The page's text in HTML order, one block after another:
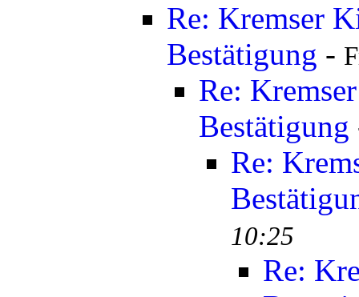
Re: Kremser
Bestätigung -
Re:
Bestätigung
Re:
10:25
Re: